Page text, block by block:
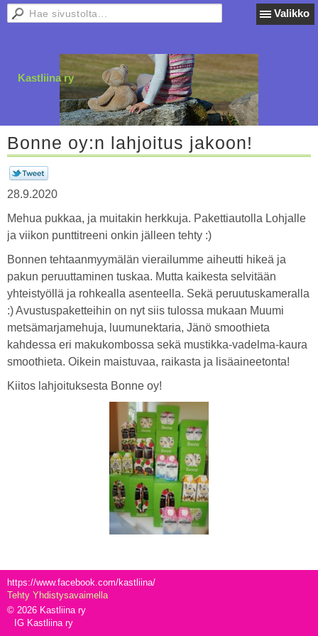
Valikko
Kastliina ry
Bonne oy:n lahjoitus jakoon!
28.9.2020
Mehua pukkaa, ja muitakin herkkuja. Pakettiautolla Lohjalle
ja viikon punttitreeni onkin jälleen tehty :)
Bonnen tehtaanmyymälän vierailumme aiheutti hikeä ja
pakun peruuttaminen tuskaa. Mutta kaikesta selvitään
yhteistyöllä ja rohkealla asenteella. Sekä peruutuskameralla
:) Avustuspaketteihin on nyt siis tulossa mukaan Muumi
metsämarjamehuja, luumunektaria, Jänö smoothieta
kahdessa eri makukombossa sekä mustikka-vadelma-kaura
smoothieta. Oikein maistuvaa, raikasta ja lisäaineetonta!
Kiitos lahjoituksesta Bonne oy!
https://www.facebook.com/kastliina/
Tehty Yhdistysavaimella
© 2026 Kastliina ry
IG Kastliina ry